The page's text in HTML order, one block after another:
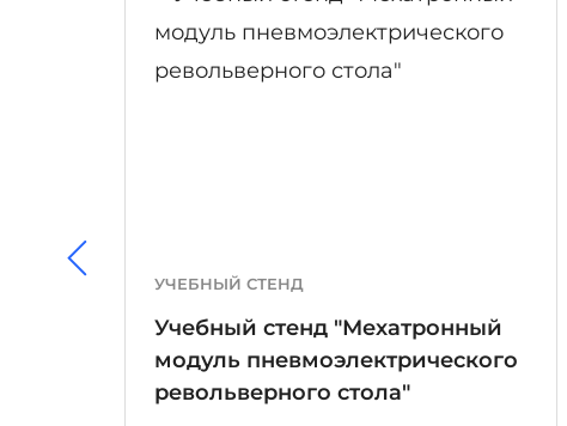
УЧЕБНЫЙ СТЕНД
Учебный стенд "Мехатронный
модуль пневмоэлектрического
револьверного стола"